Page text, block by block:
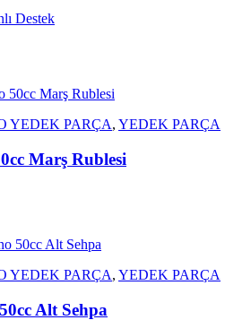
YEDEK PARÇA, YEDEK PARÇA
Marş Rublesi
YEDEK PARÇA, YEDEK PARÇA
Alt Sehpa